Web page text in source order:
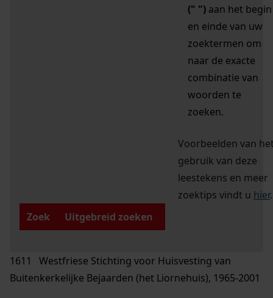
(" ") aan het begin
en einde van uw
zoektermen om
naar de exacte
combinatie van
woorden te
zoeken.
Voorbeelden van
gebruik van deze
leestekens en meer
zoektips vindt u hier.
Zoek
Uitgebreid zoeken
1611 Westfriese Stichting voor Huisvesting van
Buitenkerkelijke Bejaarden (het Liornehuis), 1965-2001